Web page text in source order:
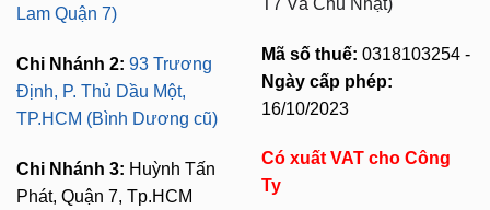
Lam Quận 7)
Chi Nhánh 2: 93 Trương
Định, P. Thủ Dầu Một,
TP.HCM (Bình Dương cũ)
Chi Nhánh 3: Huỳnh Tấn
Phát, Quận 7, Tp.HCM
Mã số thuế: 0318103254 -
Ngày cấp phép:
16/10/2023
Có xuất VAT cho Công
Ty